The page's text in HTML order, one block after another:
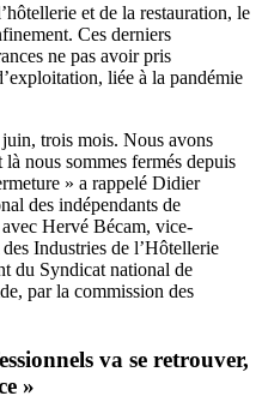
et de la restauration, le
Ces derniers
ne pas avoir pris
liée à la pandémie
trois mois. Nous avons
nous sommes fermés depuis
» a rappelé Didier
des indépendants de
Hervé Bécam, vice-
Industries de l’Hôtellerie
du Syndicat national de
par la commission des
va se retrouver,
»